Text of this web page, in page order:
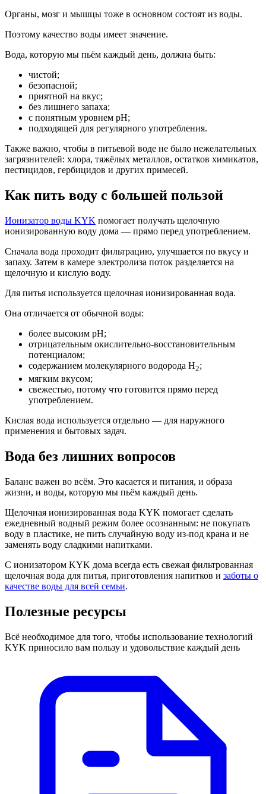
Органы, мозг и мышцы тоже в основном состоят из воды.
Поэтому качество воды имеет значение.
Вода, которую мы пьём каждый день, должна быть:
чистой;
безопасной;
приятной на вкус;
без лишнего запаха;
с понятным уровнем pH;
подходящей для регулярного употребления.
Также важно, чтобы в питьевой воде не было нежелательных
загрязнителей: хлора, тяжёлых металлов, остатков химикатов,
пестицидов, гербицидов и других примесей.
Как пить воду с большей пользой
Ионизатор воды KYK помогает получать щелочную
ионизированную воду дома — прямо перед употреблением.
Сначала вода проходит фильтрацию, улучшается по вкусу и
запаху. Затем в камере электролиза поток разделяется на
щелочную и кислую воду.
Для питья используется щелочная ионизированная вода.
Она отличается от обычной воды:
более высоким pH;
отрицательным окислительно-восстановительным
потенциалом;
содержанием молекулярного водорода H2;
мягким вкусом;
свежестью, потому что готовится прямо перед
употреблением.
Кислая вода используется отдельно — для наружного
применения и бытовых задач.
Вода без лишних вопросов
Баланс важен во всём. Это касается и питания, и образа
жизни, и воды, которую мы пьём каждый день.
Щелочная ионизированная вода KYK помогает сделать
ежедневный водный режим более осознанным: не покупать
воду в пластике, не пить случайную воду из-под крана и не
заменять воду сладкими напитками.
С ионизатором KYK дома всегда есть свежая фильтрованная
щелочная вода для питья, приготовления напитков и заботы о
качестве воды для всей семьи.
Полезные ресурсы
Всё необходимое для того, чтобы использование технологий
KYK приносило вам пользу и удовольствие каждый день